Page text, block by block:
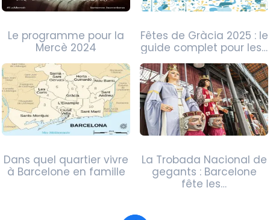
Le programme pour la
Mercè 2024
Fêtes de Gràcia 2025 : le
guide complet pour les…
Dans quel quartier vivre
à Barcelone en famille
La Trobada Nacional de
gegants : Barcelone
fête les…